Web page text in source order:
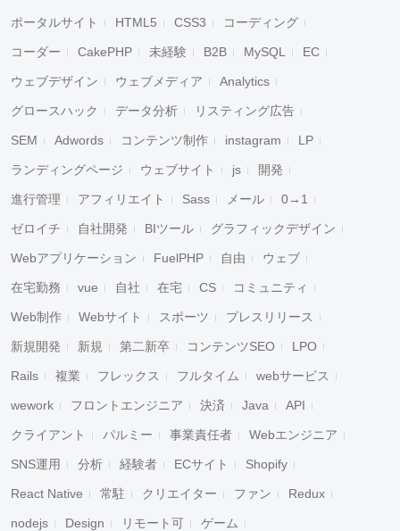
ポータルサイト HTML5 CSS3 コーディング
コーダー CakePHP 未経験 B2B MySQL EC
ウェブデザイン ウェブメディア Analytics
グロースハック データ分析 リスティング広告
SEM Adwords コンテンツ制作 instagram LP
ランディングページ ウェブサイト js 開発
進行管理 アフィリエイト Sass メール 0→1
ゼロイチ 自社開発 BIツール グラフィックデザイン
Webアプリケーション FuelPHP 自由 ウェブ
在宅勤務 vue 自社 在宅 CS コミュニティ
Web制作 Webサイト スポーツ プレスリリース
新規開発 新規 第二新卒 コンテンツSEO LPO
Rails 複業 フレックス フルタイム webサービス
wework フロントエンジニア 決済 Java API
クライアント パルミー 事業責任者 Webエンジニア
SNS運用 分析 経験者 ECサイト Shopify
React Native 常駐 クリエイター ファン Redux
nodejs Design リモート可 ゲーム